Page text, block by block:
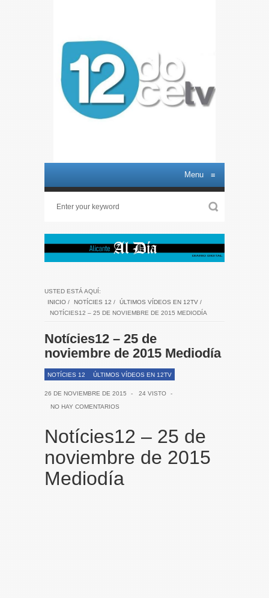
Menu ≡
USTED ESTÁ AQUÍ:
INICIO / NOTÍCIES 12 / ÚLTIMOS VÍDEOS EN 12TV /
NOTÍCIES12 – 25 DE NOVIEMBRE DE 2015 MEDIODÍA
Notícies12 – 25 de
noviembre de 2015 Mediodía
NOTÍCIES 12 ÚLTIMOS VÍDEOS EN 12TV
26 DE NOVIEMBRE DE 2015 - 24 VISTO
-
NO HAY COMENTARIOS
Notícies12 – 25 de
noviembre de 2015
Mediodía